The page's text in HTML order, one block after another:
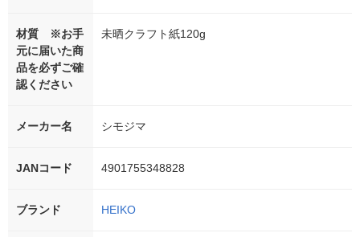
材質 ※お手
元に届いた商
品を必ずご確
認ください
未晒クラフト紙120g
メーカー名 シモジマ
JANコード 4901755348828
ブランド HEIKO